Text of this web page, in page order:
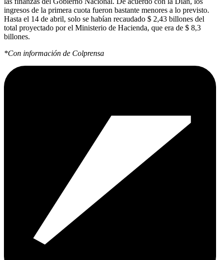
ingresos de la primera cuota fueron bastante menores a lo previsto.
Hasta el 14 de abril, solo se habían recaudado $ 2,43 billones del
total proyectado por el Ministerio de Hacienda, que era de $ 8,3
billones.
*Con información de Colprensa